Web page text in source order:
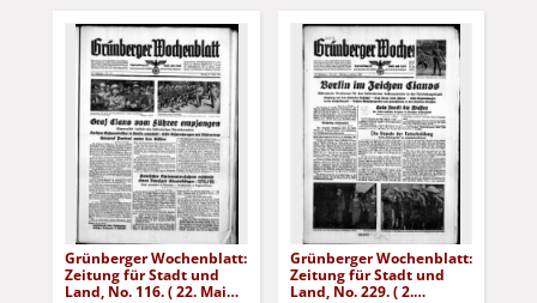
Grünberger Wochenblatt:
Zeitung für Stadt und
Land, No. 116. ( 22. Mai
Grünberger Wochenblatt:
Zeitung für Stadt und
Land, No. 229. ( 2.